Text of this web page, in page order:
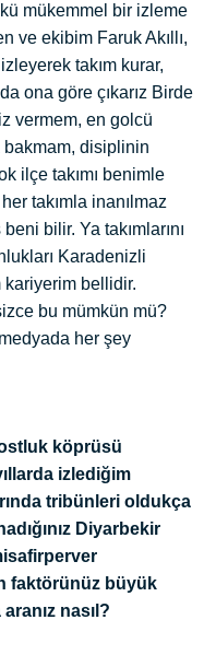
mükemmel bir izleme
ve ekibim Faruk Akıllı,
takım kurar,
ona göre çıkarız Birde
vermem, en golcü
bakmam, disiplinin
ilçe takımı benimle
her takımla inanılmaz
bilir. Ya takımlarını
Karadenizli
kariyerim bellidir.
bu mümkün mü?
her şey
köprüsü
izlediğim
tribünleri oldukça
Diyarbekir
faktörünüz büyük
nasıl?